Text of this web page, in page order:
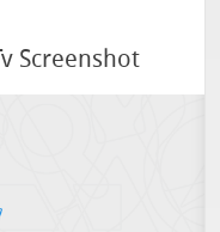
Screenshot